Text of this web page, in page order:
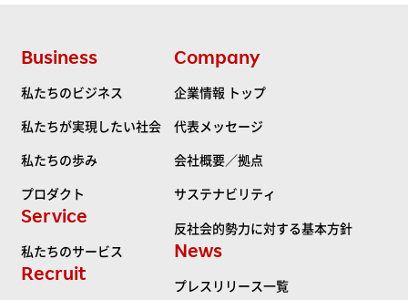
Business
私たちのビジネス
私たちが実現したい社会
私たちの歩み
プロダクト
Service
私たちのサービス
Recruit
Company
企業情報 トップ
代表メッセージ
会社概要／拠点
サステナビリティ
反社会的勢力に対する基本方針
News
プレスリリース一覧